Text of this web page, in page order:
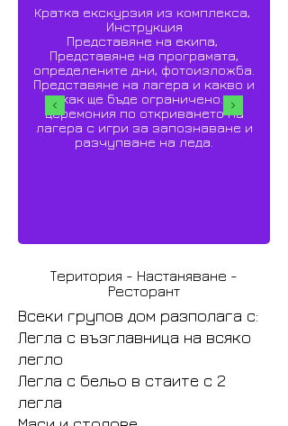
Кратка екскурзия из комплекса,
Инструкция
Представяне на екипа,
Представяне на програмата,
определените дни, фотоизложба.
Представяне на лагера и какво и
как ще бъде ограничено.
Церемония по откриването на
лагера с игри за запознаване и
разчупване на леда.
Територия - Настаняване -
Ресторант
Всеки групов дом разполага с:
Легла с възглавница на всяко
легло
Легла с бельо в стаите с 2
легла